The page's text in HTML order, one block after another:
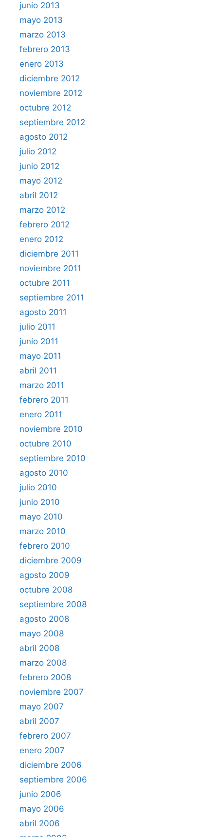
junio 2013
mayo 2013
marzo 2013
febrero 2013
enero 2013
diciembre 2012
noviembre 2012
octubre 2012
septiembre 2012
agosto 2012
julio 2012
junio 2012
mayo 2012
abril 2012
marzo 2012
febrero 2012
enero 2012
diciembre 2011
noviembre 2011
octubre 2011
septiembre 2011
agosto 2011
julio 2011
junio 2011
mayo 2011
abril 2011
marzo 2011
febrero 2011
enero 2011
noviembre 2010
octubre 2010
septiembre 2010
agosto 2010
julio 2010
junio 2010
mayo 2010
marzo 2010
febrero 2010
diciembre 2009
agosto 2009
octubre 2008
septiembre 2008
agosto 2008
mayo 2008
abril 2008
marzo 2008
febrero 2008
noviembre 2007
mayo 2007
abril 2007
febrero 2007
enero 2007
diciembre 2006
septiembre 2006
junio 2006
mayo 2006
abril 2006